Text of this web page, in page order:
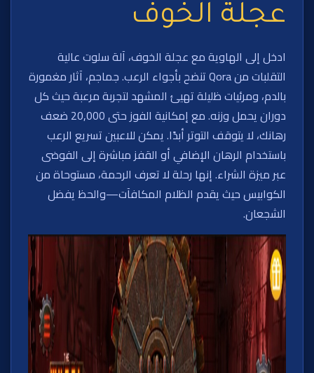
عجلة الخوف
ادخل إلى الهاوية مع عجلة الخوف، آلة سلوت عالية
التقلبات من Qora تنضح بأجواء الرعب. جماجم، آثار مغمورة
بالدم، ومرئيات ظليلة تهيئ المشهد لتجربة مرعبة حيث كل
دوران يحمل وزنه. مع إمكانية الفوز حتى 20,000 ضعف
رهانك، لا يتوقف التوتر أبدًا. يمكن للاعبين تسريع الرعب
باستخدام الرهان الإضافي أو القفز مباشرة إلى الفوضى
عبر ميزة الشراء. إنها رحلة لا تعرف الرحمة، مستوحاة من
الكوابيس حيث يقدم الظلام المكافآت—والحظ يفضل
الشجعان.